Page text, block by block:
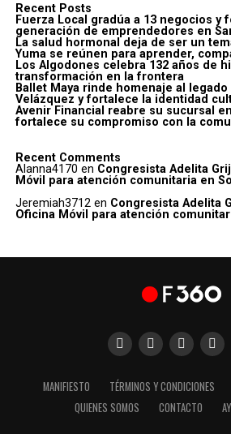
Recent Posts
Fuerza Local gradúa a 13 negocios y
generación de emprendedores en
La salud hormonal deja de ser un
Yuma se reúnen para aprender,
Los Algodones celebra 132 años de
transformación en la frontera
Ballet Maya rinde homenaje al legado
Velázquez y fortalece la identidad
Avenir Financial reabre su sucursal
fortalece su compromiso con la
Recent Comments
Alanna4170 en Congresista Adelita
Móvil para atención comunitaria en
Jeremiah3712en Congresista Adelita
Oficina Móvil para atención
MANIFIESTO TÉRMINOS Y CONDICIONES
QUIENES SOMOS
CONTACTO